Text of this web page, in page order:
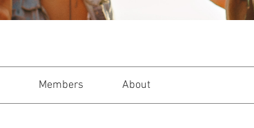
Members About